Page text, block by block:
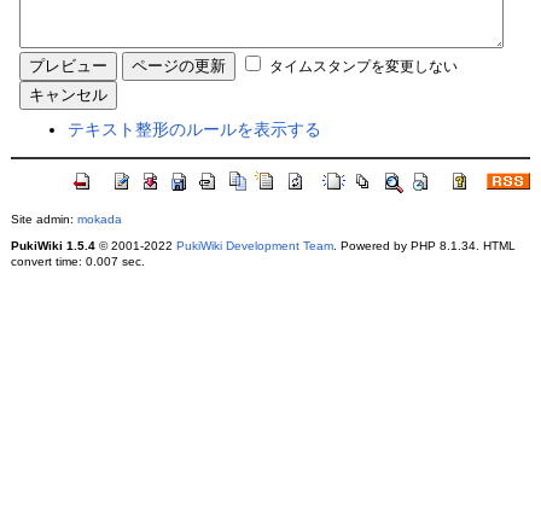
タイムスタンプを変更しない
テキスト整形のルールを表示する
Site admin: mokada
PukiWiki 1.5.4© 2001-2022 PukiWiki Development Team. Powered by PHP 8.1.34. HTML
convert time: 0.007 sec.